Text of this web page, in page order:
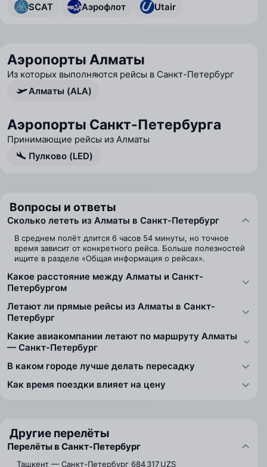
SCAT Аэрофлот Utair
Аэропорты Алматы
Из которых выполняются рейсы в Санкт-Петербург
Алматы (ALA)
Аэропорты Санкт-Петербурга
Принимающие рейсы из Алматы
Пулково (LED)
Вопросы и ответы
Сколько лететь из Алматы в Санкт-Петербург
В среднем полёт длится 6 часов 54 минуты, но точное
время зависит от конкретного рейса. Больше полезностей
ищите в разделе «Общая информация о рейсах».
Какое расстояние между Алматы и Санкт-
Петербургом
Летают ли прямые рейсы из Алматы в Санкт-
Петербург
Какие авиакомпании летают по маршруту Алматы
— Санкт-Петербург
В каком городе лучше делать пересадку
Как время поездки влияет на цену
Другие перелёты
Перелёты в Санкт-Петербург
Ташкент — Санкт-Петербург 684 317 UZS